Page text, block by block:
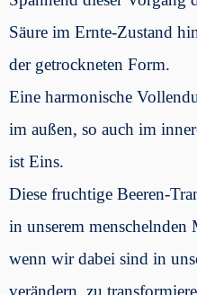
Säure im Ernte-Zustand
der getrockneten Form.
Eine harmonische
im außen, so auch im
ist Eins.
Diese fruchtige Beeren-
in unserem menschelnden
wenn wir dabei sind in
verändern, zu